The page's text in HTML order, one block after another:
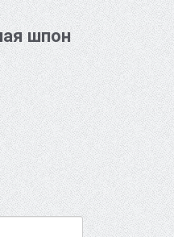
шпон